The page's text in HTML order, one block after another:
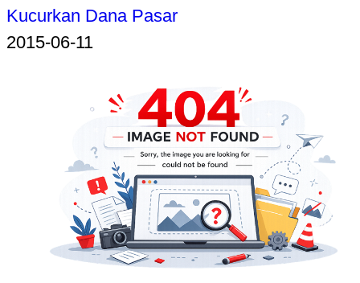
Kucurkan Dana Pasar
2015-06-11